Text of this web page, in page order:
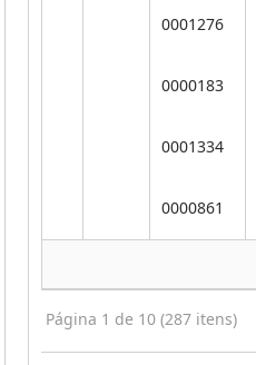
0001276
0000183
0001334
0000861
Página 1 de 10 (287 itens)